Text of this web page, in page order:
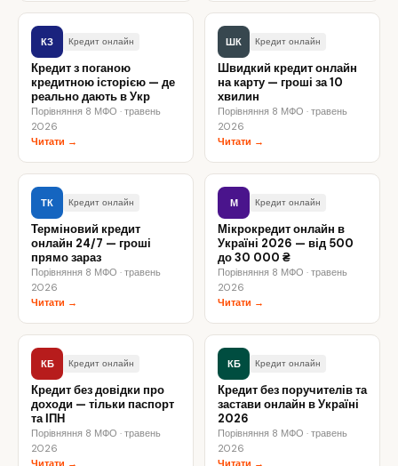
КЗ Кредит онлайн
Кредит з поганою
кредитною історією — де
реально дають в Укр
Порівняння 8 МФО · травень
2026
Читати →
ШК Кредит онлайн
Швидкий кредит онлайн
на карту — гроші за 10
хвилин
Порівняння 8 МФО · травень
2026
Читати →
ТК Кредит онлайн
Терміновий кредит
онлайн 24/7 — гроші
прямо зараз
Порівняння 8 МФО · травень
2026
Читати →
М Кредит онлайн
Мікрокредит онлайн в
Україні 2026 — від 500
до 30 000 ₴
Порівняння 8 МФО · травень
2026
Читати →
КБ Кредит онлайн
Кредит без довідки про
доходи — тільки паспорт
та ІПН
Порівняння 8 МФО · травень
2026
Читати →
КБ Кредит онлайн
Кредит без поручителів та
застави онлайн в Україні
2026
Порівняння 8 МФО · травень
2026
Читати →